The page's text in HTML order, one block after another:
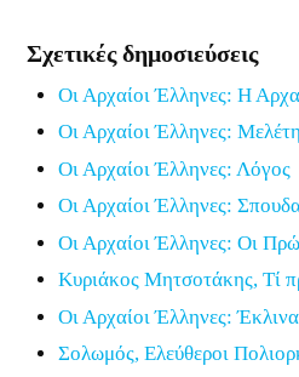
Σχετικές δημοσιεύσεις
Οι Αρχαίοι Έλληνες: Η
Οι Αρχαίοι Έλληνες:
Οι Αρχαίοι Έλληνες: Λόγος
Οι Αρχαίοι Έλληνες:
Οι Αρχαίοι Έλληνες: Οι
Κυριάκος Μητσοτάκης, Τί
Οι Αρχαίοι Έλληνες:
Σολωμός, Ελεύθεροι